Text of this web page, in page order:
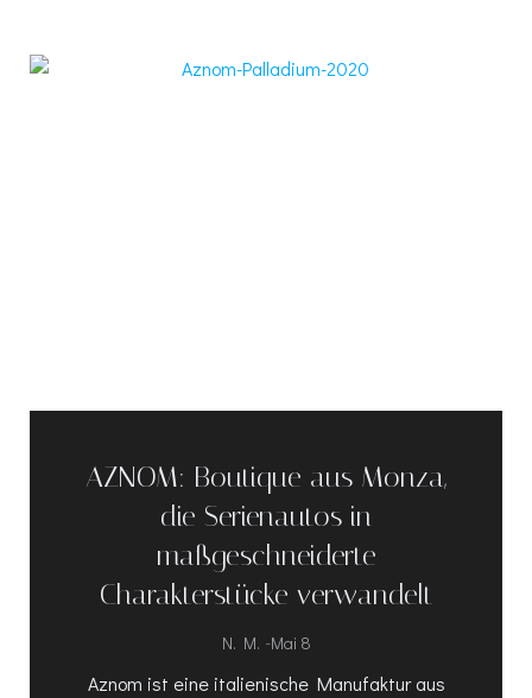
AZNOM: Boutique aus Monza,
die Serienautos in
maßgeschneiderte
Charakterstücke verwandelt
N. M. -Mai 8
Aznom ist eine italienische Manufaktur aus